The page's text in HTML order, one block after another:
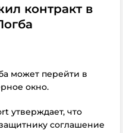
контракт в
может перейти в
окно.
утверждает, что
соглашение